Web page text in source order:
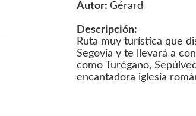
Autor: Gérard
Descripción:
Ruta muy turística que
Segovia y te llevará a
como Turégano,
encantadora iglesia